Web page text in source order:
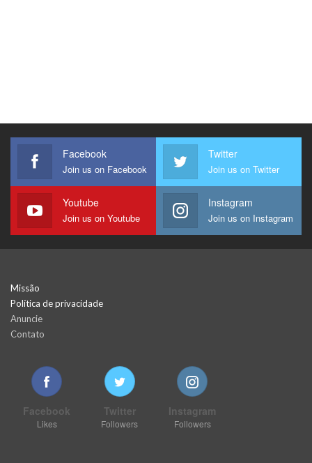
Facebook
Join us on Facebook
Twitter
Join us on Twitter
Youtube
Join us on Youtube
Instagram
Join us on Instagram
Missão
Política de privacidade
Anuncie
Contato
Facebook
Likes
Twitter
Followers
Instagram
Followers